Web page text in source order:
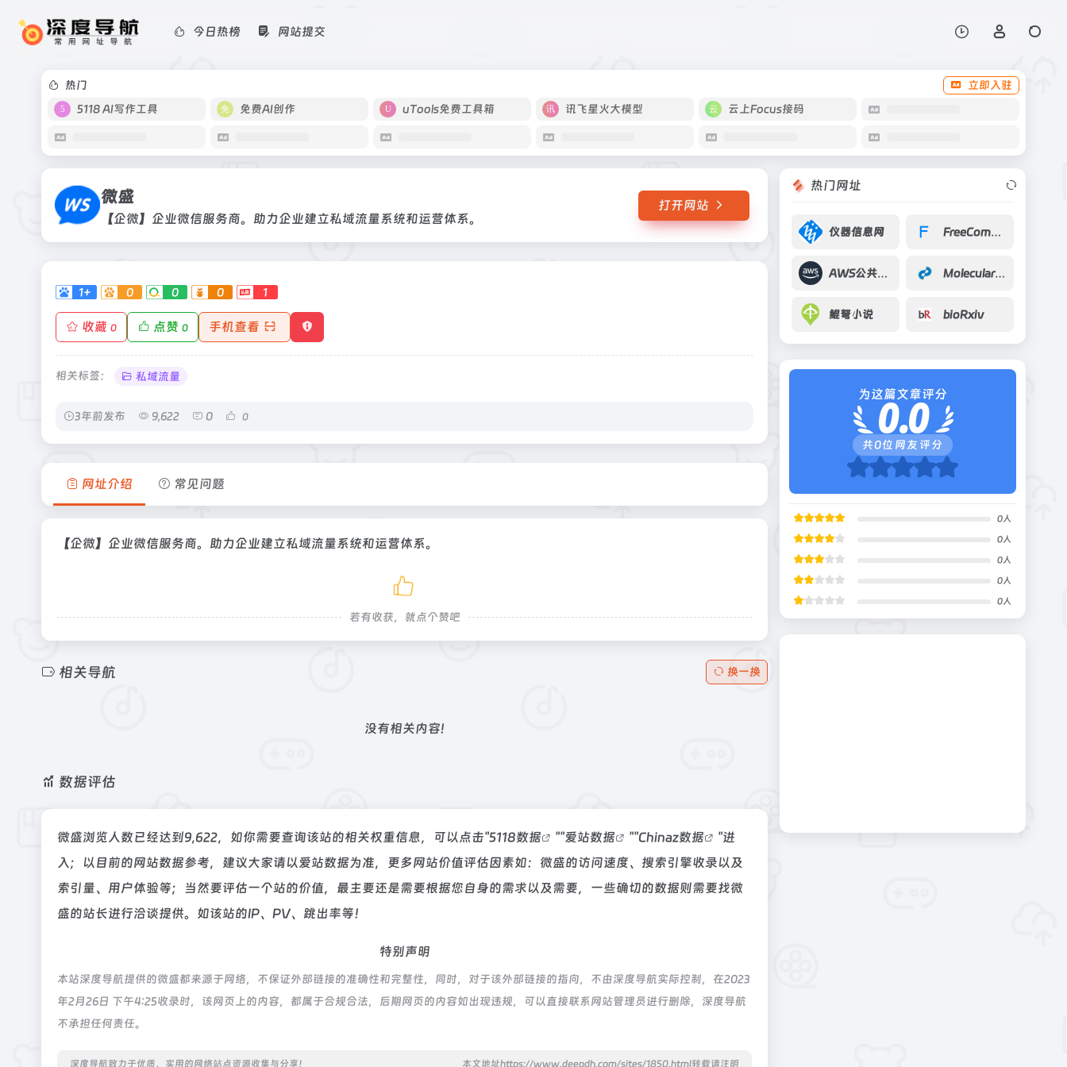
今日热榜 网站提交
热门
立即入驻
5118 AI写作工具
免费AI创作 uTools免费工具箱 讯飞星火大模型 云上Focus接码
微盛
【企微】企业微信服务商。助力企业建立私域流量系统和运营体系。
打开网站
1+ 0 0 0 1
收藏 0 点赞 0 手机查看
相关标签： 私域流量
3年前发布 9,622 0 0
网址介绍 常见问题
【企微】企业微信服务商。助力企业建立私域流量系统和运营体系。
若有收获，就点个赞吧
相关导航 换一换
没有相关内容!
数据评估
微盛浏览人数已经达到9,622，如你需要查询该站的相关权重信息，可以点击"5118数据 ""爱站数据 ""Chinaz数据
"进
入；以目前的网站数据参考，建议大家请以爱站数据为准，更多网站价值评估因素如：微盛的访问速度、搜索引擎收录以及
索引量、用户体验等；当然要评估一个站的价值，最主要还是需要根据您自身的需求以及需要，一些确切的数据则需要找微
盛的站长进行洽谈提供。如该站的IP、PV、跳出率等！
特别声明
本站深度导航提供的微盛都来源于网络，不保证外部链接的准确性和完整性，同时，对于该外部链接的指向，不由深度导航实际控制，在2023
年2月26日 下午4:25收录时，该网页上的内容，都属于合规合法，后期网页的内容如出现违规，可以直接联系网站管理员进行删除，深度导航
不承担任何责任。
深度导航致力于优质、实用的网络站点资源收集与分享！ 本文地址https://www.deepdh.com/sites/1850.html转载请注明
热门网址
仪器信息网 FreeComputerBooks
AWS公共数据集 Molecular Plant
鲲弩小说 bioRxiv
为这篇文章评分
0.0
共0位网友评分
0人
0人
0人
0人
0人